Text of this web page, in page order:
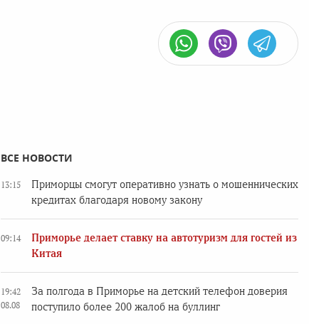
ВСЕ НОВОСТИ
13:15
Приморцы смогут оперативно узнать о мошеннических
кредитах благодаря новому закону
09:14
Приморье делает ставку на автотуризм для гостей из
Китая
19:42
08.08
За полгода в Приморье на детский телефон доверия
поступило более 200 жалоб на буллинг